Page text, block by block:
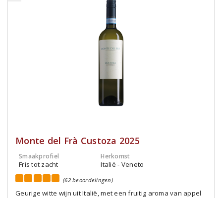
Monte del Frà Custoza 2025
Smaakprofiel
Fris tot zacht
Herkomst
Italië - Veneto
(62 beoordelingen)
Geurige witte wijn uit Italië, met een fruitig aroma van appel